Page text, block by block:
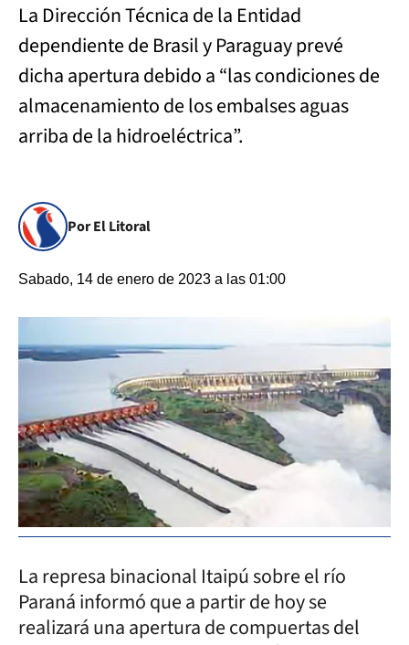
La Dirección Técnica de la Entidad
dependiente de Brasil y Paraguay prevé
dicha apertura debido a “las condiciones de
almacenamiento de los embalses aguas
arriba de la hidroeléctrica”.
Por El Litoral
Sabado, 14 de enero de 2023 a las 01:00
La represa binacional Itaipú sobre el río
Paraná informó que a partir de hoy se
realizará una apertura de compuertas del